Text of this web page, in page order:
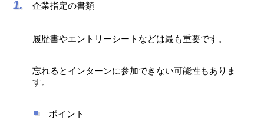
企業指定の書類
履歴書やエントリーシートなどは最も重要です。
忘れるとインターンに参加できない可能性もありま
す。
ポイント